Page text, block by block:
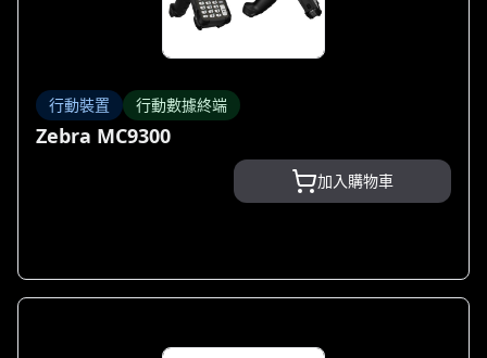
行動裝置 行動數據終端
Zebra MC9300
加入購物車